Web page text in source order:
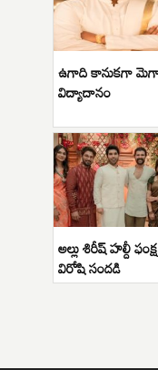
ఉగాది కానుకగా
విద్యాదానం
అల్లు శిరీష్ హల్దీ
విరోషి సందడి